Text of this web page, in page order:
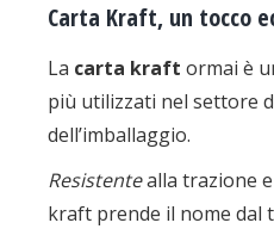
Carta Kraft, un tocco
La carta kraft ormai è
più utilizzati nel settore
dell’imballaggio.
Resistentealla trazione e
kraft prende il nome dal